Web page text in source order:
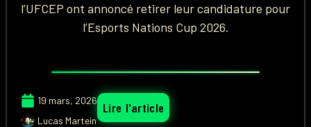
l’UFCEP ont annoncé retirer leur candidature pour
l’Esports Nations Cup 2026.
19 mars, 2026
Lucas Martein
Lire l'article